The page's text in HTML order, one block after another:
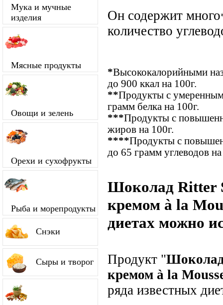
Мука и мучные
изделия
Мясные продукты
Овощи и зелень
Орехи и сухофрукты
Рыба и морепродукты
Снэки
Сыры и творог
Он содержит много
количество
*Высококалорийными
до 900 ккал на 100г.
**Продукты с
грамм белка на 100г.
***Продукты с
жиров на 100г.
****Продукты с
до 65 грамм углеводов
Шоколад Ritter
кремом à la
диетах можно
Продукт "
кремом à la
ряда известных